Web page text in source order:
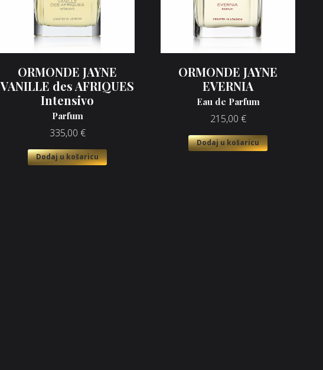
ORMONDE JAYNE
VANILLE des AFRIQUES
Intensivo
Parfum
335,00 €
Dodaj u košaricu
ORMONDE JAYNE
EVERNIA
Eau de Parfum
215,00 €
Dodaj u košaricu